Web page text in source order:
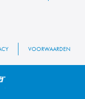
VOORWAARDEN